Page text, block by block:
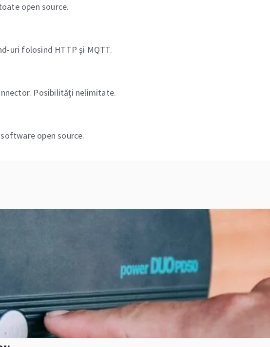
open source.
uri folosind HTTP și MQTT.
Posibilități nelimitate.
open source.